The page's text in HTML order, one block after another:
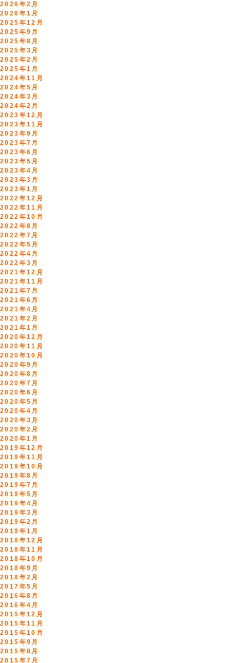
2026年2月
2026年1月
2025年12月
2025年9月
2025年8月
2025年3月
2025年2月
2025年1月
2024年11月
2024年5月
2024年3月
2024年2月
2023年12月
2023年11月
2023年9月
2023年7月
2023年6月
2023年5月
2023年4月
2023年3月
2023年1月
2022年12月
2022年11月
2022年10月
2022年8月
2022年7月
2022年5月
2022年4月
2022年3月
2021年12月
2021年11月
2021年7月
2021年6月
2021年4月
2021年2月
2021年1月
2020年12月
2020年11月
2020年10月
2020年9月
2020年8月
2020年7月
2020年6月
2020年5月
2020年4月
2020年3月
2020年2月
2020年1月
2019年12月
2019年11月
2019年10月
2019年8月
2019年7月
2019年5月
2019年4月
2019年3月
2019年2月
2019年1月
2018年12月
2018年11月
2018年10月
2018年9月
2018年2月
2017年5月
2016年8月
2016年4月
2015年12月
2015年11月
2015年10月
2015年9月
2015年8月
2015年7月